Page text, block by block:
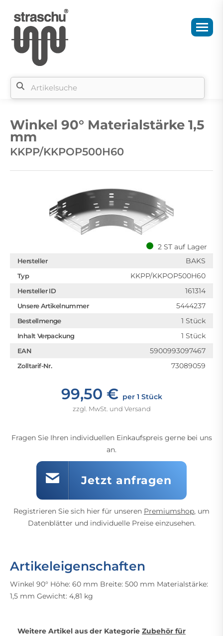
Winkel 90° Materialstärke 1,5
mm
KKPP/KKPOP500H60
2 ST auf Lager
Hersteller BAKS
Typ KKPP/KKPOP500H60
Hersteller ID 161314
Unsere Artikelnummer 5444237
Bestellmenge 1 Stück
Inhalt Verpackung 1 Stück
EAN 5900993097467
Zolltarif-Nr. 73089059
99,50 € per 1 Stück
zzgl. MwSt. und Versand
Fragen Sie Ihren individuellen Einkaufspreis gerne bei uns
an.
Jetzt anfragen
Registrieren Sie sich hier für unseren Premiumshop, um
Datenblätter und individuelle Preise einzusehen.
Artikeleigenschaften
Winkel 90° Höhe: 60 mm Breite: 500 mm Materialstärke:
1,5 mm Gewicht: 4,81 kg
Weitere Artikel aus der Kategorie Zubehör für